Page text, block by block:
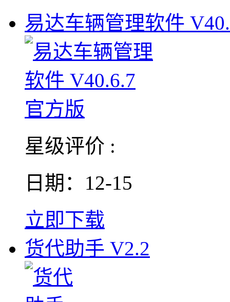
易达车辆管理软件
星级评价 :
日期：12-15
立即下载
货代助手 V2.2